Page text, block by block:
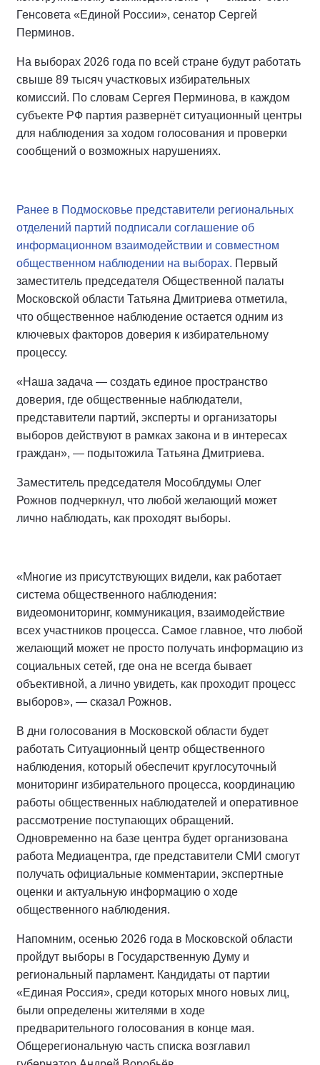
Генсовета «Единой России», сенатор Сергей
Перминов.
На выборах 2026 года по всей стране будут работать
свыше 89 тысяч участковых избирательных
комиссий. По словам Сергея Перминова, в каждом
субъекте РФ партия развернёт ситуационный центры
для наблюдения за ходом голосования и проверки
сообщений о возможных нарушениях.
Ранее в Подмосковье представители региональных
отделений партий подписали соглашение об
информационном взаимодействии и совместном
общественном наблюдении на выборах. Первый
заместитель председателя Общественной палаты
Московской области Татьяна Дмитриева отметила,
что общественное наблюдение остается одним из
ключевых факторов доверия к избирательному
процессу.
«Наша задача — создать единое пространство
доверия, где общественные наблюдатели,
представители партий, эксперты и организаторы
выборов действуют в рамках закона и в интересах
граждан», — подытожила Татьяна Дмитриева.
Заместитель председателя Мособлдумы Олег
Рожнов подчеркнул, что любой желающий может
лично наблюдать, как проходят выборы.
«Многие из присутствующих видели, как работает
система общественного наблюдения:
видеомониторинг, коммуникация, взаимодействие
всех участников процесса. Самое главное, что любой
желающий может не просто получать информацию из
социальных сетей, где она не всегда бывает
объективной, а лично увидеть, как проходит процесс
выборов», — сказал Рожнов.
В дни голосования в Московской области будет
работать Ситуационный центр общественного
наблюдения, который обеспечит круглосуточный
мониторинг избирательного процесса, координацию
работы общественных наблюдателей и оперативное
рассмотрение поступающих обращений.
Одновременно на базе центра будет организована
работа Медиацентра, где представители СМИ смогут
получать официальные комментарии, экспертные
оценки и актуальную информацию о ходе
общественного наблюдения.
Напомним, осенью 2026 года в Московской области
пройдут выборы в Государственную Думу и
региональный парламент. Кандидаты от партии
«Единая Россия», среди которых много новых лиц,
были определены жителями в ходе
предварительного голосования в конце мая.
Общерегиональную часть списка возглавил